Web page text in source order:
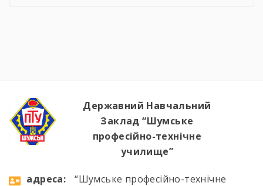
Державний Навчальний
Заклад “Шумське
професійно-технічне
училище”
aдресa:
“Шумське професійно-технічне